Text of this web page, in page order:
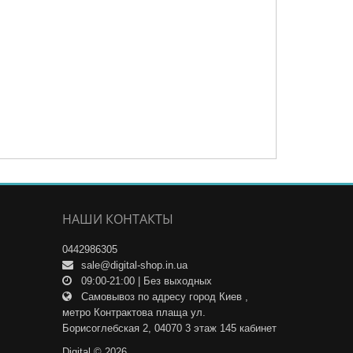
НАШИ КОНТАКТЫ
0442986305
sale@digital-shop.in.ua
09:00-21:00 | Без выходных
Самовывоз по адресу город Киев ,
метро Контрактова плаща ул.
Борисоглебская 2, 04070 3 этаж 145 кабинет